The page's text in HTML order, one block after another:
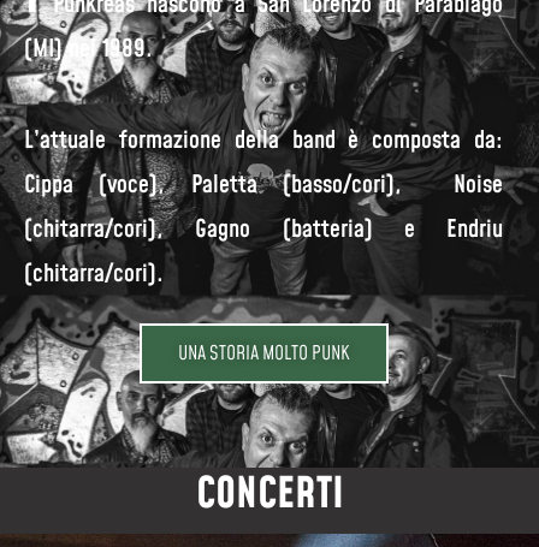
(MI) nel 1989.
L’attuale formazione della band è composta da:
Cippa (voce), Paletta (basso/cori), Noise
(chitarra/cori), Gagno (batteria) e Endriu
(chitarra/cori).
UNA STORIA MOLTO PUNK
CONCERTI